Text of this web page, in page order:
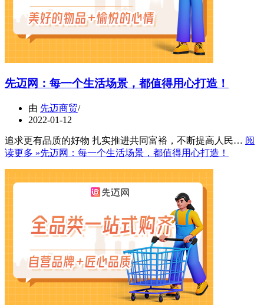
先迈网：每一个生活场景，都值得用心打造！
由 先迈商贸
2022-01-12
追求更有品质的好物 扎实推进共同富裕，不断提高人民… 阅
读更多 »先迈网：每一个生活场景，都值得用心打造！